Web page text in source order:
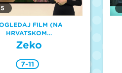
FILM (NA
HRVATSKOM…
Zeko
7-11